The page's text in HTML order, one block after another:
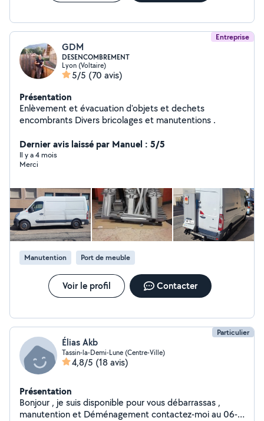
Entreprise
GDM
DESENCOMBREMENT
Lyon (Voltaire)
5/5 (70 avis)
Présentation
Enlèvement et évacuation d'objets et dechets
encombrants Divers bricolages et manutentions .
Dernier avis laissé par Manuel : 5/5
Il y a 4 mois
Merci
Manutention Port de meuble
Voir le profil Contacter
Particulier
Élias Akb
Tassin-la-Demi-Lune (Centre-Ville)
4,8/5 (18 avis)
Présentation
Bonjour , je suis disponible pour vous débarrassas ,
manutention et Déménagement contactez-moi au 06-